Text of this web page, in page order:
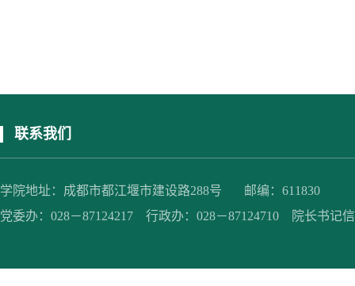
联系我们
学院地址：成都市都江堰市建设路288号 邮编：611830
党委办：028－87124217 行政办：028－87124710 院长书记信